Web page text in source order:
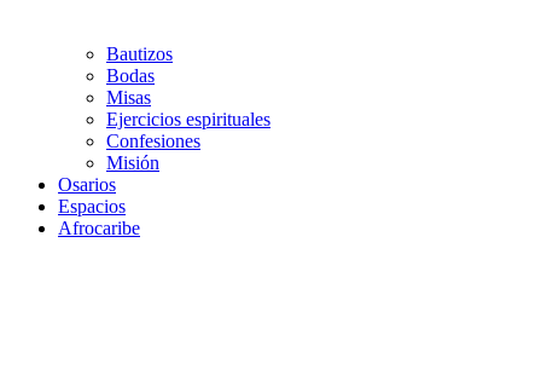
Bautizos
Bodas
Misas
Ejercicios espirituales
Confesiones
Misión
Osarios
Espacios
Afrocaribe